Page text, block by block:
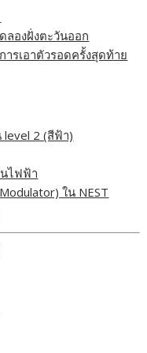
ลองฝั่งตะวันออก
ารเอาตัวรอดครั้งสุดท้าย
level 2 (สีฟ้า)
ไฟฟ้า
ใน NEST